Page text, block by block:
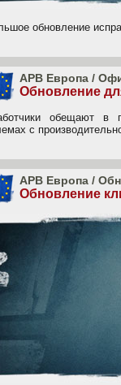
обновление
APB Европа /
Обновление
обещают в
с
APB Европа /
Обновление